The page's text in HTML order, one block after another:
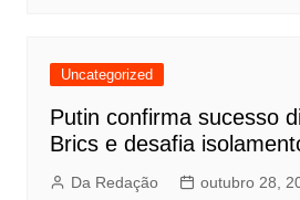
Uncategorized
Putin confirma sucesso
Brics e desafia
Da Redação outubro 28,